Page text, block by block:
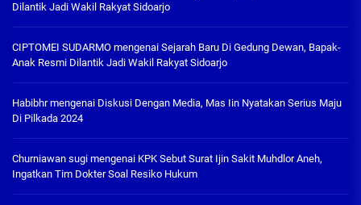
Dilantik Jadi Wakil Rakyat Sidoarjo
CIPTOMEI SUDARMO mengenai Sejarah Baru Di Gedung Dewan, Bapak-
Anak Resmi Dilantik Jadi Wakil Rakyat Sidoarjo
Habibhrmengenai Diskusi Dengan Media, Mas Iin Nyatakan Serius Maju
Di Pilkada 2024
Churniawan sugi mengenai KPK Sebut Surat Ijin Sakit Muhdlor Aneh,
Ingatkan Tim Dokter Soal Resiko Hukum